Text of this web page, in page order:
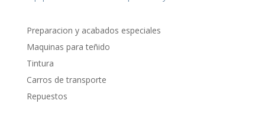
Preparacion y acabados especiales
Maquinas para teñido
Tintura
Carros de transporte
Repuestos